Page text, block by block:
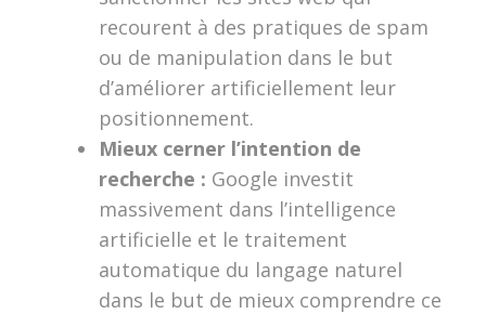
recourent à des pratiques de spam
ou de manipulation dans le but
d’améliorer artificiellement leur
positionnement.
Mieux cerner l’intention de
recherche : Google investit
massivement dans l’intelligence
artificielle et le traitement
automatique du langage naturel
dans le but de mieux comprendre ce